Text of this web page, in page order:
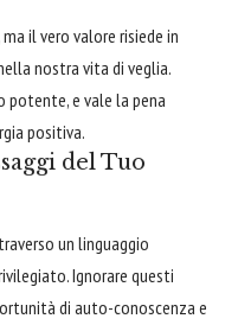
il vero valore risiede in
nostra vita di veglia.
potente, e vale la pena
positiva.
del Tuo
un linguaggio
Ignorare questi
di auto-conoscenza e